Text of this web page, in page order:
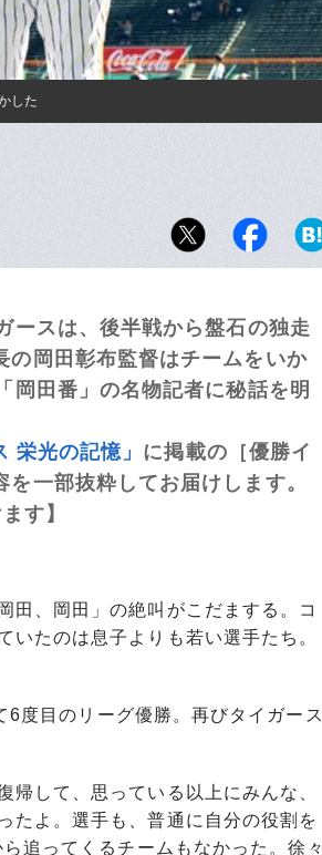
した
スは、後半戦から盤石の独走
の岡田彰布監督はチームをいか
岡田番」の名物記者に秘話を明
光の記憶」 に掲載の［優勝イ
一部抜粋してお届けします。
す】
、岡田」の絶叫がこだまする。コ
たのは息子よりも若い選手たち。
度目のリーグ優勝。再びタイガース
帰して、思っている以上にみんな、
たよ。選手も、普通に自分の役割を
追ってくるチームもなかった。徐々